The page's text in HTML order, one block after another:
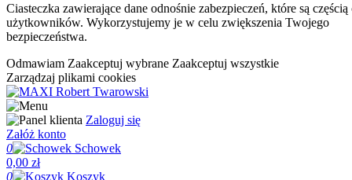
Ciasteczka zawierające dane odnośnie zabezpieczeń, które są
użytkowników. Wykorzystujemy je w celu zwiększenia Twojego
bezpieczeństwa.
Odmawiam Zaakceptuj wybrane Zaakceptuj wszystkie
Zarządzaj plikami cookies
Zaloguj się
Załóż konto
0
Schowek
0,00 zł
0
Koszyk